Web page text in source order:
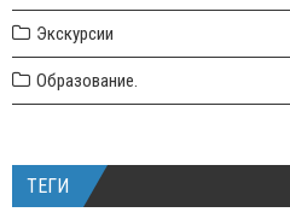
Экскурсии
Образование.
ТЕГИ